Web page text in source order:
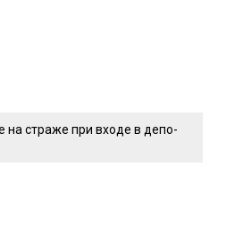
на страже при входе в депо-